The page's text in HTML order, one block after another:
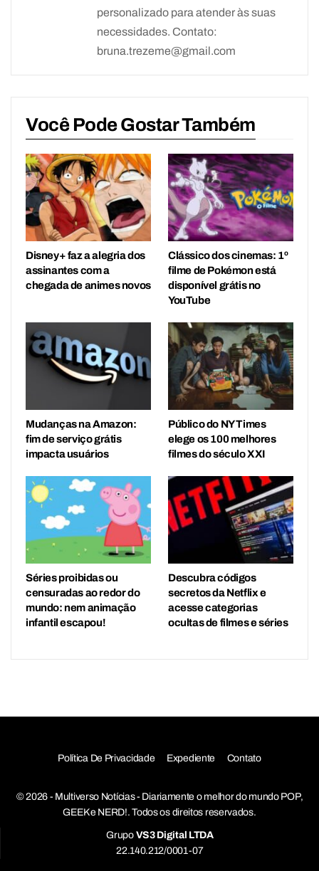
personalizado para atender às suas
necessidades. Contato:
bruna.trezeme@gmail.com
Você Pode Gostar Também
Disney+ faz a alegria dos
assinantes com a
chegada de animes novos
Clássico dos cinemas: 1º
filme de Pokémon está
disponível grátis no
YouTube
Mudanças na Amazon:
fim de serviço grátis
impacta usuários
Público do NY Times
elege os 100 melhores
filmes do século XXI
Séries proibidas ou
censuradas ao redor do
mundo: nem animação
infantil escapou!
Descubra códigos
secretos da Netflix e
acesse categorias
ocultas de filmes e séries
Política De Privacidade Expediente Contato
© 2026 - Multiverso Notícias - Diariamente o melhor do mundo POP,
GEEK e NERD!. Todos os direitos reservados.
Grupo VS3 Digital LTDA
22.140.212/0001-07